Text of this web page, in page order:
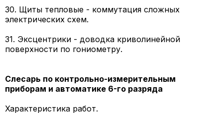
30. Щиты тепловые - коммутация сложных
электрических схем.
31. Эксцентрики - доводка криволинейной
поверхности по гониометру.
Слесарь по контрольно-измерительным
приборам и автоматике 6-го разряда
Характеристика работ.